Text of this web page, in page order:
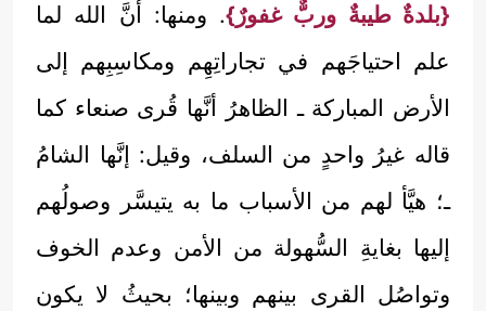
{بلدةٌ طيبةٌ وربٌّ غفورٌ}. ومنها: أنَّ الله لما
علم احتياجَهم في تجاراتِهِم ومكاسِبِهم إلى
الأرض المباركة ـ الظاهرُ أنَّها قُرى صنعاء كما
قاله غيرُ واحدٍ من السلف، وقيل: إنَّها الشامُ
ـ؛ هيَّأ لهم من الأسباب ما به يتيسَّر وصولُهم
إليها بغايةِ السُّهولة من الأمن وعدم الخوف
وتواصُل القرى بينهم وبينها؛ بحيثُ لا يكون